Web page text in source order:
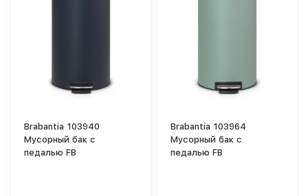
Brabantia 103940
Мусорный бак с
педалью FB
Brabantia 103964
Мусорный бак с
педалью FB